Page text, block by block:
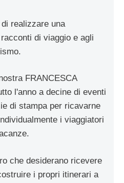
realizzare una
di viaggio e agli
FRANCESCA
l'anno a decine di eventi
di stampa per ricavarne
i viaggiatori
che desiderano ricevere
i propri itinerari a